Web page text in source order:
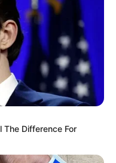
Difference For